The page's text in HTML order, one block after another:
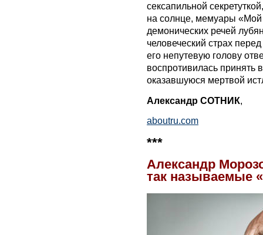
сексапильной
на солнце, мемуары «Мой
демонических речей
человеческий страх
его непутевую голову
воспротивилась принять
оказавшуюся мертвой
Александр СОТНИК,
aboutru.com
***
Александр
так называемые